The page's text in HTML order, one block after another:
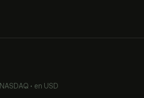
NASDAQ • en USD